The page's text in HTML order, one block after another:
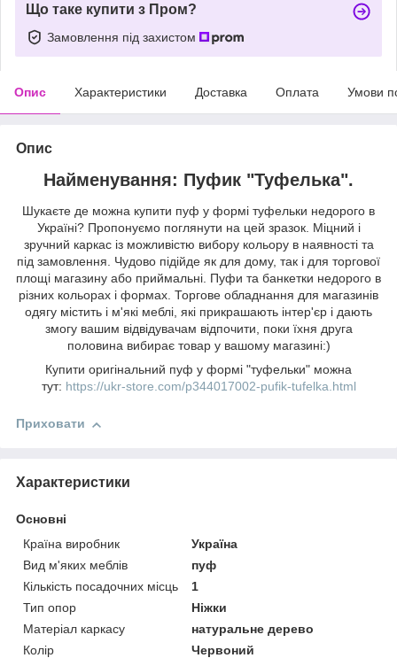
Що таке купити з Пром?
Замовлення під захистом
Опис Характеристики Доставка Оплата Умови
Опис
Найменування: Пуфик "Туфелька".
Шукаєте де можна купити пуф у формі туфельки недорого в
Україні? Пропонуємо поглянути на цей зразок. Міцний і
зручний каркас із можливістю вибору кольору в наявності та
під замовлення. Чудово підійде як для дому, так і для торгової
площі магазину або приймальні. Пуфи та банкетки недорого в
різних кольорах і формах. Торгове обладнання для магазинів
одягу містить і м'які меблі, які прикрашають інтер'єр і дають
змогу вашим відвідувачам відпочити, поки їхня друга
половина вибирає товар у вашому магазині:)
Купити оригінальний пуф у формі "туфельки" можна
тут: https://ukr-store.com/p344017002-pufik-tufelka.html
Приховати
Характеристики
Основні
Країна виробник
Україна
Вид м'яких меблів
пуф
Кількість посадочних місць
1
Тип опор
Ніжки
Матеріал каркасу
натуральне дерево
Колір
Червоний